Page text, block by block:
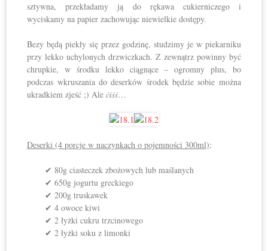
sztywna, przekładamy ją do rękawa cukierniczego i
wyciskamy na papier zachowując niewielkie dostępy.
Bezy będą piekły się przez godzinę, studzimy je w piekarniku
przy lekko uchylonych drzwiczkach. Z zewnątrz powinny być
chrupkie, w środku lekko ciągnące – ogromny plus, bo
podczas wkruszania do deserków środek będzie sobie można
ukradkiem zjeść ;) Alećśśś…
Deserki (4 porcje w naczynkach o pojemności 300ml):
✔ 80g ciasteczek zbożowych lub maślanych
✔ 650g jogurtu greckiego
✔ 200g truskawek
✔ 4 owoce kiwi
✔ 2 łyżki cukru trzcinowego
✔ 2 łyżki soku z limonki